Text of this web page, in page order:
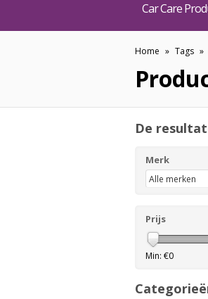
Car Care
Home » Tags »
De
Merk
Prijs
Min: €0